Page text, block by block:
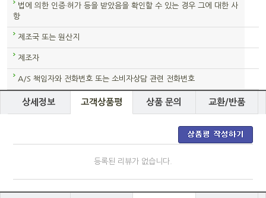
법에 의한 인증·허가 등을 받았음을 확인할 수 있는 경우 그에 대한 사
항
제조국 또는 원산지
제조자
A/S 책임자와 전화번호 또는 소비자상담 관련 전화번호
상세정보 고객상품평 상품 문의 교환/반품
등록된 리뷰가 없습니다.